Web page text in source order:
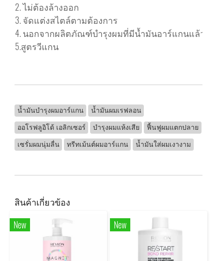
2. ไม่ต้องล้างออก
3. จัดแต่งสไตล์ตามต้องการ
4. นอกจากผลิตภัณฑ์บำรุงผมที่มีน้ำมันอาร์แกนแล้ว ใ
5.สูตรวีแกน
น้ำมันบำรุงผมอาร์แกน
น้ำมันผมเรฟลอน
ออโรฟลูอิโด้ เอลิกเซอร์
บำรุงผมแห้งเสีย
ฟื้นฟูผมแตกปลาย
เซรั่มผมนุ่มลื่น
ทรีทเม้นต์ผมอาร์แกน น้ำมันใส่ผมเงางาม
สินค้าเกี่ยวข้อง
New
New